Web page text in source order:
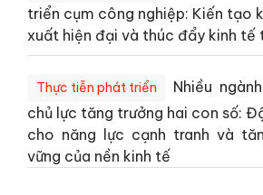
triển cụm công nghiệp: Kiến tạo
xuất hiện đại và thúc đẩy kinh tế
Thực tiễn phát triển
Nhiều
chủ lực tăng trưởng hai con số:
cho năng lực cạnh tranh và
vững của nền kinh tế